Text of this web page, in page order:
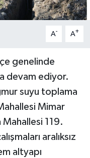
A- A+
genelinde
devam ediyor.
suyu toplama
Mimar
119.
aralıksız
altyapı